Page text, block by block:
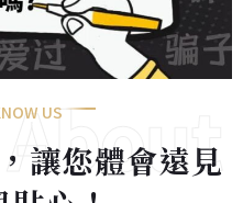
US
讓您體會遠見